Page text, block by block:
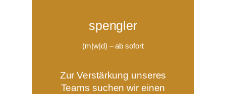
spengler
(m|w|d) – ab sofort
Zur Verstärkung unseres
Teams suchen wir einen